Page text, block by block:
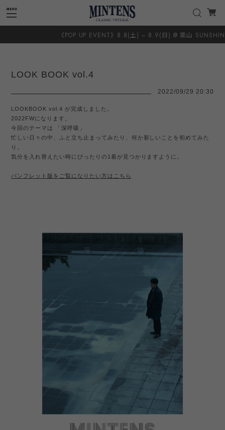
《POP UP EVENT》8.8(土) ~ 8.9(日) @ 葉山 SUNSHINE＋
LOOK BOOK vol.4
2022/09/29 20:30
LOOKBOOK vol.4 が完成しました。
2022FWになります。
今回のテーマは 「深呼吸」
忙しい日々の中、ふと立ち止まってみたり、何か新しいことを初めてみた
り。
気分を入れ替えたい時にぴったりの1着が見つかりますように。
パンフレット版をご覧になりたい方はこちら